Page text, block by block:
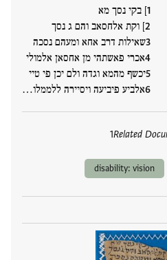
] בקי נסך מא
] וקת אלחסאב והם ג נסך
שאילות דרב אחא ומעהם נסכה
אכרי פאשתהי מן אחסאן אלמולי
יכשף מהמא וגדה ולם יכן פי טיי
אלביע פיביעה ויסיירה ללממלו‮…
Related
1
disability: vision